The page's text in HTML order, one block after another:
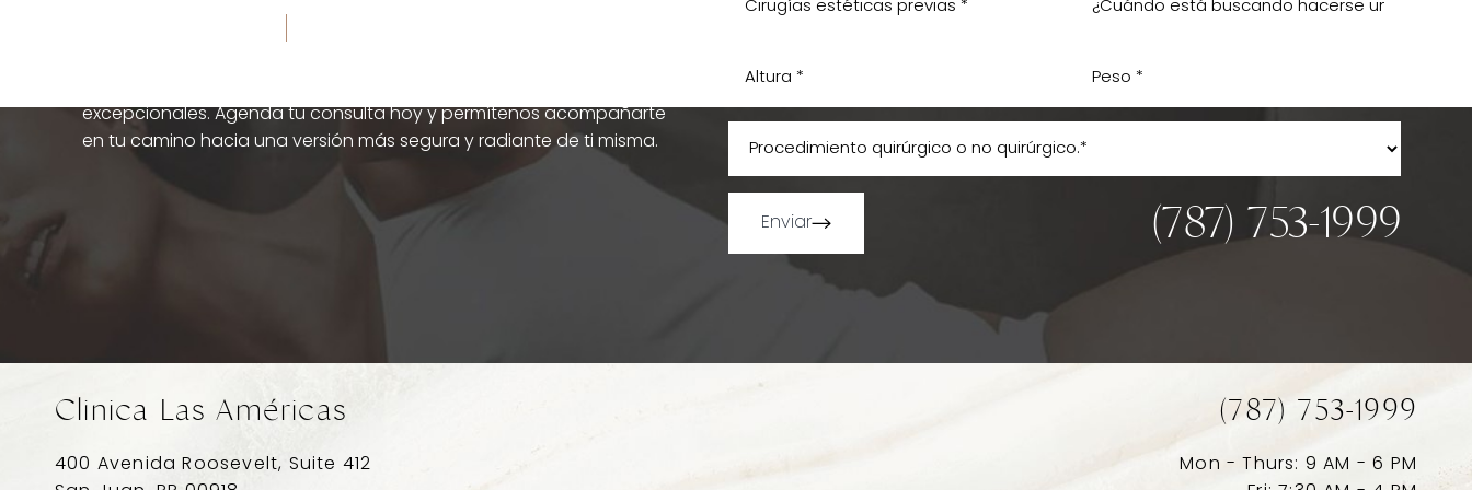
excepcionales. Agenda tu consulta hoy y permítenos acompañarte
en tu camino hacia una versión más segura y radiante de ti misma.
Enviar (787) 753-1999
Clinica Las Américas
400 Avenida Roosevelt, Suite 412
(787) 753-1999
Mon - Thurs: 9 AM - 6 PM
Saturation
Accessibility
Statement